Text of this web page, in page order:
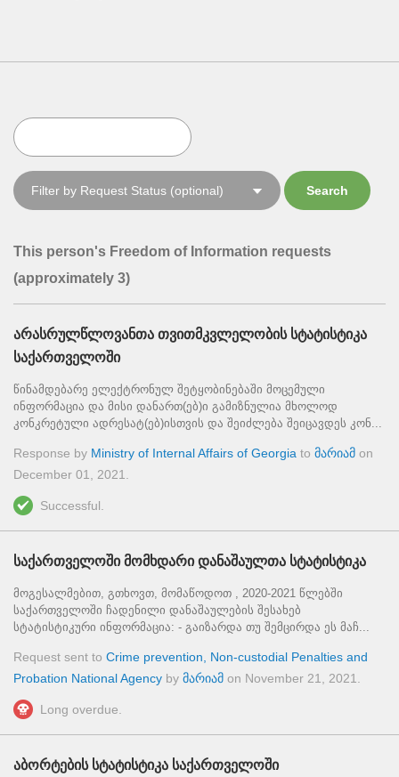
This person's Freedom of Information requests
(approximately 3)
არასრულწლოვანთა თვითმკვლელობის სტატისტიკა
საქართველოში
წინამდებარე ელექტრონულ შეტყობინებაში მოცემული
ინფორმაცია და მისი დანართ(ებ)ი გამიზნულია მხოლოდ
კონკრეტული ადრესატ(ებ)ისთვის და შეიძლება შეიცავდეს კონ...
Response by Ministry of Internal Affairs of Georgia to მარიამ on
December 01, 2021
Successful.
საქართველოში მომხდარი დანაშაულთა სტატისტიკა
მოგესალმებით, გთხოვთ, მომაწოდოთ , 2020-2021 წლებში
საქართველოში ჩადენილი დანაშაულების შესახებ
სტატისტიკური ინფორმაცია: - გაიზარდა თუ შემცირდა ეს მაჩ...
Request sent to Crime prevention, Non-custodial Penalties and
Probation National Agency by მარიამ on November 21, 2021
Long overdue.
აბორტების სტატისტიკა საქართველოში